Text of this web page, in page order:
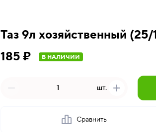
Таз 9л хозяйственный (25/
185 ₽
В НАЛИЧИИ
шт.
Сравнить